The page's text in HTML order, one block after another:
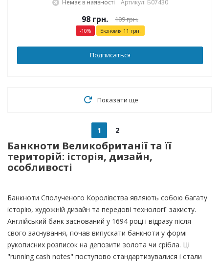
Немає в наявності Артикул: Б07430
98 грн. 109грн.
-10% Економія 11 грн.
Подписаться
Показати ще
1 2
Банкноти Великобританії та її
територій: історія, дизайн,
особливості
Банкноти Сполученого Королівства являють собою багату
історію, художній дизайн та передові технології захисту.
Англійський банк заснований у 1694 році і відразу після
свого заснування, почав випускати банкноти у формі
рукописних розписок на депозити золота чи срібла. Ці
"running cash notes" поступово стандартизувалися і стали